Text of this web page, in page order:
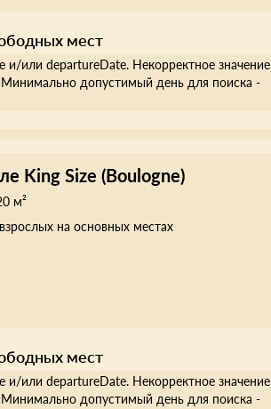
мест
и/или departureDate. Некорректное значение
допустимый день для поиска -
King Size (Boulogne)
м²
на основных местах
мест
и/или departureDate. Некорректное значение
допустимый день для поиска -